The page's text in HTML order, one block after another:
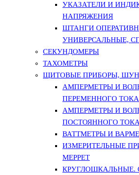
УКАЗАТЕЛИ И
НАПРЯЖЕНИЯ
ШТАНГИ
УНИВЕРСАЛЬНЫЕ,
СЕКУНДОМЕРЫ
ТАХОМЕТРЫ
ЩИТОВЫЕ ПРИБОРЫ,
АМПЕРМЕТРЫ И
ПЕРЕМЕННОГО
АМПЕРМЕТРЫ И
ПОСТОЯННОГО
ВАТТМЕТРЫ И
ИЗМЕРИТЕЛЬНЫЕ
МЕРРЕТ
КРУГЛОШКАЛЬНЫЕ.